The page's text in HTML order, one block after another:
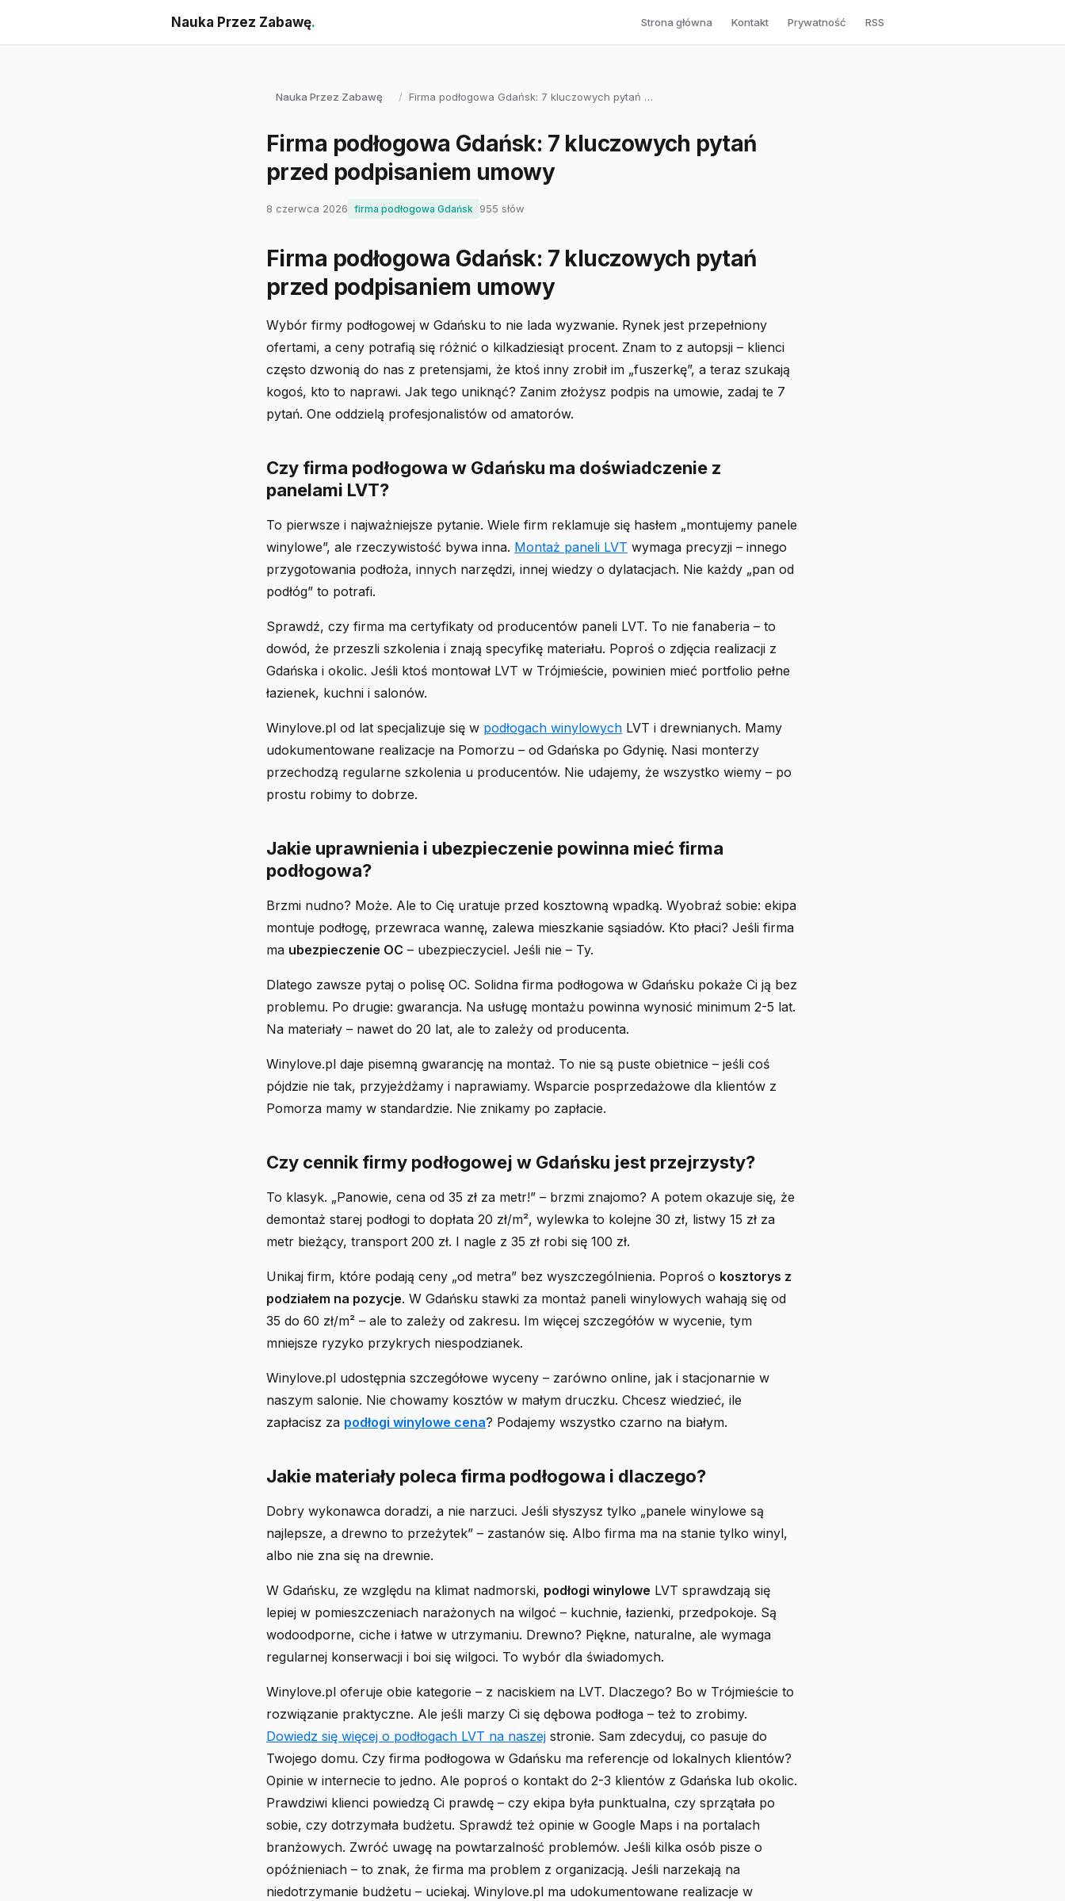
Nauka Przez Zabawę. Strona główna Kontakt Prywatność RSS
Nauka Przez Zabawę / Firma podłogowa Gdańsk: 7 kluczowych pytań …
Firma podłogowa Gdańsk: 7 kluczowych pytań
przed podpisaniem umowy
8 czerwca 2026 firma podłogowa Gdańsk 955 słów
Firma podłogowa Gdańsk: 7 kluczowych pytań
przed podpisaniem umowy
Wybór firmy podłogowej w Gdańsku to nie lada wyzwanie. Rynek jest przepełniony
ofertami, a ceny potrafią się różnić o kilkadziesiąt procent. Znam to z autopsji – klienci
często dzwonią do nas z pretensjami, że ktoś inny zrobił im „fuszerkę”, a teraz szukają
kogoś, kto to naprawi. Jak tego uniknąć? Zanim złożysz podpis na umowie, zadaj te 7
pytań. One oddzielą profesjonalistów od amatorów.
Czy firma podłogowa w Gdańsku ma doświadczenie z
panelami LVT?
To pierwsze i najważniejsze pytanie. Wiele firm reklamuje się hasłem „montujemy panele
winylowe”, ale rzeczywistość bywa inna. Montaż paneli LVT wymaga precyzji – innego
przygotowania podłoża, innych narzędzi, innej wiedzy o dylatacjach. Nie każdy „pan od
podłóg” to potrafi.
Sprawdź, czy firma ma certyfikaty od producentów paneli LVT. To nie fanaberia – to
dowód, że przeszli szkolenia i znają specyfikę materiału. Poproś o zdjęcia realizacji z
Gdańska i okolic. Jeśli ktoś montował LVT w Trójmieście, powinien mieć portfolio pełne
łazienek, kuchni i salonów.
Winylove.pl od lat specjalizuje się w podłogach winylowych LVT i drewnianych. Mamy
udokumentowane realizacje na Pomorzu – od Gdańska po Gdynię. Nasi monterzy
przechodzą regularne szkolenia u producentów. Nie udajemy, że wszystko wiemy – po
prostu robimy to dobrze.
Jakie uprawnienia i ubezpieczenie powinna mieć firma
podłogowa?
Brzmi nudno? Może. Ale to Cię uratuje przed kosztowną wpadką. Wyobraź sobie: ekipa
montuje podłogę, przewraca wannę, zalewa mieszkanie sąsiadów. Kto płaci? Jeśli firma
ma ubezpieczenie OC – ubezpieczyciel. Jeśli nie – Ty.
Dlatego zawsze pytaj o polisę OC. Solidna firma podłogowa w Gdańsku pokaże Ci ją bez
problemu. Po drugie: gwarancja. Na usługę montażu powinna wynosić minimum 2-5 lat.
Na materiały – nawet do 20 lat, ale to zależy od producenta.
Winylove.pl daje pisemną gwarancję na montaż. To nie są puste obietnice – jeśli coś
pójdzie nie tak, przyjeżdżamy i naprawiamy. Wsparcie posprzedażowe dla klientów z
Pomorza mamy w standardzie. Nie znikamy po zapłacie.
Czy cennik firmy podłogowej w Gdańsku jest przejrzysty?
To klasyk. „Panowie, cena od 35 zł za metr!” – brzmi znajomo? A potem okazuje się, że
demontaż starej podłogi to dopłata 20 zł/m², wylewka to kolejne 30 zł, listwy 15 zł za
metr bieżący, transport 200 zł. I nagle z 35 zł robi się 100 zł.
Unikaj firm, które podają ceny „od metra” bez wyszczególnienia. Poproś o kosztorys z
podziałem na pozycje. W Gdańsku stawki za montaż paneli winylowych wahają się od
35 do 60 zł/m² – ale to zależy od zakresu. Im więcej szczegółów w wycenie, tym
mniejsze ryzyko przykrych niespodzianek.
Winylove.pl udostępnia szczegółowe wyceny – zarówno online, jak i stacjonarnie w
naszym salonie. Nie chowamy kosztów w małym druczku. Chcesz wiedzieć, ile
zapłacisz za podłogi winylowe cena? Podajemy wszystko czarno na białym.
Jakie materiały poleca firma podłogowa i dlaczego?
Dobry wykonawca doradzi, a nie narzuci. Jeśli słyszysz tylko „panele winylowe są
najlepsze, a drewno to przeżytek” – zastanów się. Albo firma ma na stanie tylko winyl,
albo nie zna się na drewnie.
W Gdańsku, ze względu na klimat nadmorski, podłogi winylowe LVT sprawdzają się
lepiej w pomieszczeniach narażonych na wilgoć – kuchnie, łazienki, przedpokoje. Są
wodoodporne, ciche i łatwe w utrzymaniu. Drewno? Piękne, naturalne, ale wymaga
regularnej konserwacji i boi się wilgoci. To wybór dla świadomych.
Winylove.pl oferuje obie kategorie – z naciskiem na LVT. Dlaczego? Bo w Trójmieście to
rozwiązanie praktyczne. Ale jeśli marzy Ci się dębowa podłoga – też to zrobimy.
Dowiedz się więcej o podłogach LVT na naszej stronie. Sam zdecyduj, co pasuje do
Twojego domu. Czy firma podłogowa w Gdańsku ma referencje od lokalnych klientów?
Opinie w internecie to jedno. Ale poproś o kontakt do 2-3 klientów z Gdańska lub okolic.
Prawdziwi klienci powiedzą Ci prawdę – czy ekipa była punktualna, czy sprzątała po
sobie, czy dotrzymała budżetu. Sprawdź też opinie w Google Maps i na portalach
branżowych. Zwróć uwagę na powtarzalność problemów. Jeśli kilka osób pisze o
opóźnieniach – to znak, że firma ma problem z organizacją. Jeśli narzekają na
niedotrzymanie budżetu – uciekaj. Winylove.pl ma udokumentowane realizacje w